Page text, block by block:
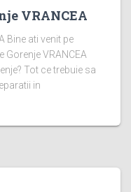
VRANCEA
Bine ati venit pe
VRANCEA
Tot ce trebuie sa
in